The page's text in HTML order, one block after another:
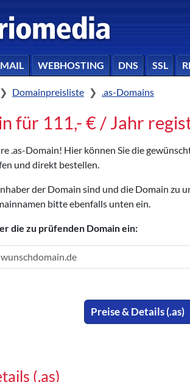
WEBHOSTING DNS SSL
Domainpreisliste .as-Domains
für 111,- € / Jahr
.as-Domain! Hier können Sie die
und direkt bestellen.
der Domain sind und die Domain zu
bitte ebenfalls unten ein.
die zu prüfenden Domain ein:
Preise & Details (.as)
(.as)